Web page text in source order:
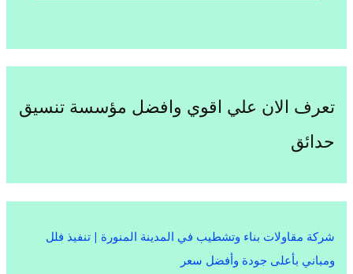
تعرف الان علي اقوي وافضل مؤسسة تنسيق
حدائق
شركة مقاولات بناء وتشطيب في المدينة المنورة | تنفيذ فلل
ومباني بأعلى جودة وأفضل سعر